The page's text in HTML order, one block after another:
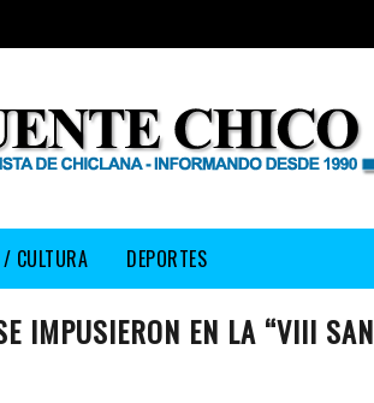
CULTURA DEPORTES
IMPUSIERON EN LA “VIII SAN